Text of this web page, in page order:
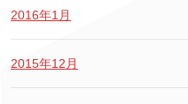
2016年1月
2015年12月